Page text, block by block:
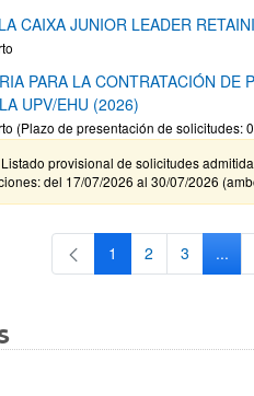
CAIXA JUNIOR LEADER
PARA LA CONTRATACIÓN DE
UPV/EHU (2026)
(Plazo de presentación de solicitudes:
provisional de solicitudes
del 17/07/2026 al 30/07/2026
Página
1 Página
2 Página
3 ...